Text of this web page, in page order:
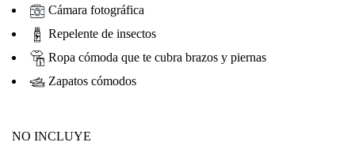
Cámara fotográfica
Repelente de insectos
Ropa cómoda que te cubra brazos y piernas
Zapatos cómodos
NO INCLUYE